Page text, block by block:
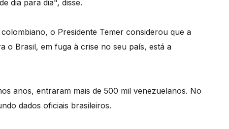
dia para dia", disse.
o Presidente Temer considerou que a
o Brasil, em fuga à crise no seu país, está a
anos, entraram mais de 500 mil venezuelanos. No
dados oficiais brasileiros.